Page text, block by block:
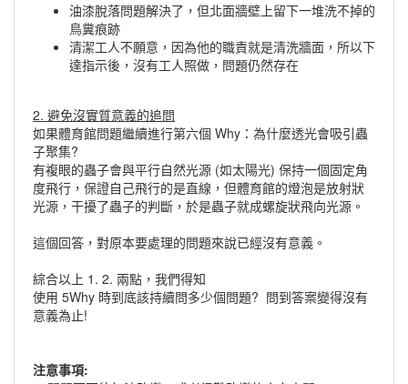
油漆脫落問題解決了，但北面牆壁上留下一堆洗不掉的
鳥糞痕跡
清潔工人不願意，因為他的職責就是清洗牆面，所以下
達指示後，沒有工人照做，問題仍然存在
2. 避免沒實質意義的追問
如果體育館問題繼續進行第六個 Why：為什麼透光會吸引蟲
子聚集?
有複眼的蟲子會與平行自然光源 (如太陽光) 保持一個固定角
度飛行，保證自己飛行的是直線，但體育館的燈泡是放射狀
光源，干擾了蟲子的判斷，於是蟲子就成螺旋狀飛向光源。
這個回答，對原本要處理的問題來說已經沒有意義。
綜合以上 1. 2. 兩點，我們得知
使用 5Why 時到底該持續問多少個問題? 問到答案變得沒有
意義為止!
注意事項: